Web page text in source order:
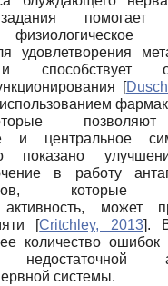
помогает
удовлетворения
способствует
[
и центральное
показано
в работу
которые
активность, может
[Critchley, 2013].
количество
системы.